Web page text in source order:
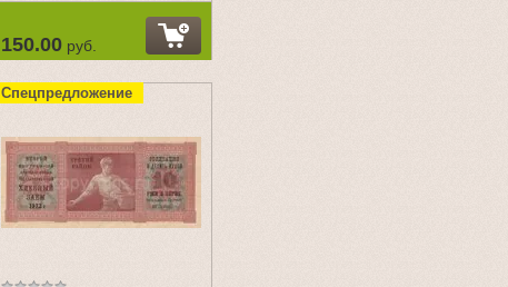
150.00 руб.
Спецпредложение